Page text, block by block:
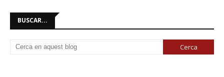
BUSCAR...